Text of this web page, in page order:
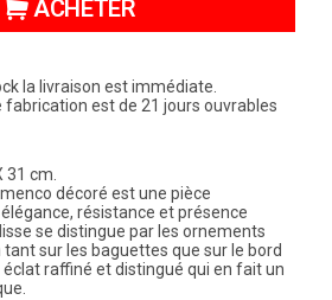
ACHETER
la livraison est immédiate.
est de 21 jours ouvrables
31 cm.
décoré est une pièce
résistance et présence
se distingue par les ornements
sur les baguettes que sur le bord
raffiné et distingué qui en fait un